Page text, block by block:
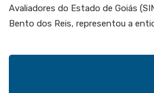
Avaliadores do Estado de Goiás
Bento dos Reis, representou a